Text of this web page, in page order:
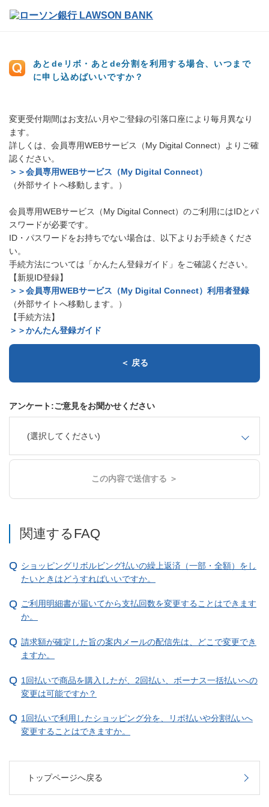
あとdeリボ・あとde分割を利用する場合、いつまで
に申し込めばいいですか？
変更受付期間はお支払い月やご登録の引落口座により毎月異なり
ます。
詳しくは、会員専用WEBサービス（My Digital Connect）よりご確
認ください。
＞＞会員専用WEBサービス（My Digital Connect）
（外部サイトへ移動します。）
会員専用WEBサービス（My Digital Connect）のご利用にはIDとパ
スワードが必要です。
ID・パスワードをお持ちでない場合は、以下よりお手続きくださ
い。
手続方法については「かんたん登録ガイド」をご確認ください。
【新規ID登録】
＞＞会員専用WEBサービス（My Digital Connect）利用者登録
（外部サイトへ移動します。）
【手続方法】
＞＞かんたん登録ガイド
＜ 戻る
アンケート:ご意見をお聞かせください
(選択してください)
この内容で送信する ＞
関連するFAQ
ショッピングリボルビング払いの繰上返済（一部・全額）をし
たいときはどうすればいいですか。
ご利用明細書が届いてから支払回数を変更することはできます
か。
請求額が確定した旨の案内メールの配信先は、どこで変更でき
ますか。
1回払いで商品を購入したが、2回払い、ボーナス一括払いへの
変更は可能ですか？
1回払いで利用したショッピング分を、リボ払いや分割払いへ
変更することはできますか。
トップページへ戻る